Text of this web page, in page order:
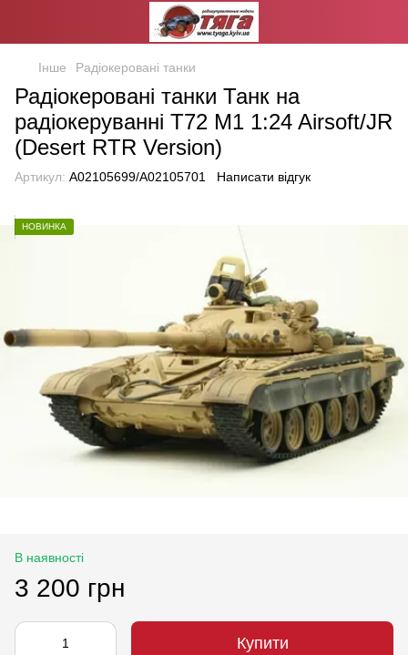
Інше Радіокеровані танки
Радіокеровані танки Танк на
радіокеруванні T72 M1 1:24 Airsoft/JR
(Desert RTR Version)
Артикул: A02105699/A02105701 Написати відгук
НОВИНКА
В наявності
3 200 грн
Купити